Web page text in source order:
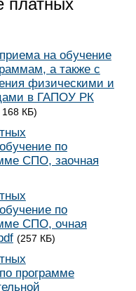
платных
на обучение
а также с
физическими и
в ГАПОУ РК
168 КБ)
по
СПО, заочная
по
СПО, очная
(257 КБ)
программе